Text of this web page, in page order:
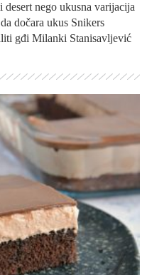
nego ukusna varijacija
dočara ukus Snikers
gđi Milanki Stanisavljević